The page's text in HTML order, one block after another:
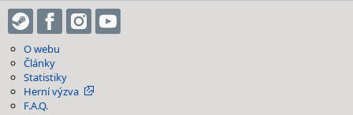
O webu
Články
Statistiky
Herní výzva
F.A.Q.